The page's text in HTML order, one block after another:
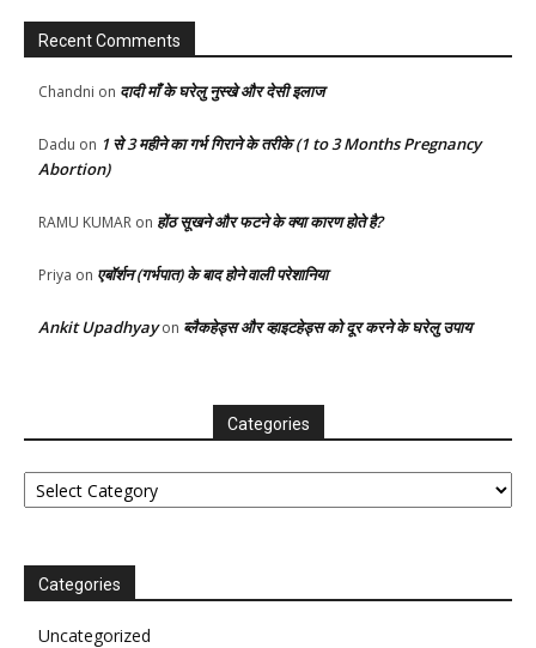
Recent Comments
Chandni on दादी माँ के घरेलु नुस्खे और देसी इलाज
Dadu on 1 से 3 महीने का गर्भ गिराने के तरीके (1 to 3 Months Pregnancy
Abortion)
RAMU KUMAR on होंठ सूखने और फटने के क्या कारण होते है?
Priya on एबॉर्शन (गर्भपात) के बाद होने वाली परेशानिया
Ankit Upadhyayon ब्लैकहेड्स और व्हाइटहेड्स को दूर करने के घरेलु उपाय
Categories
Categories
Categories
Uncategorized